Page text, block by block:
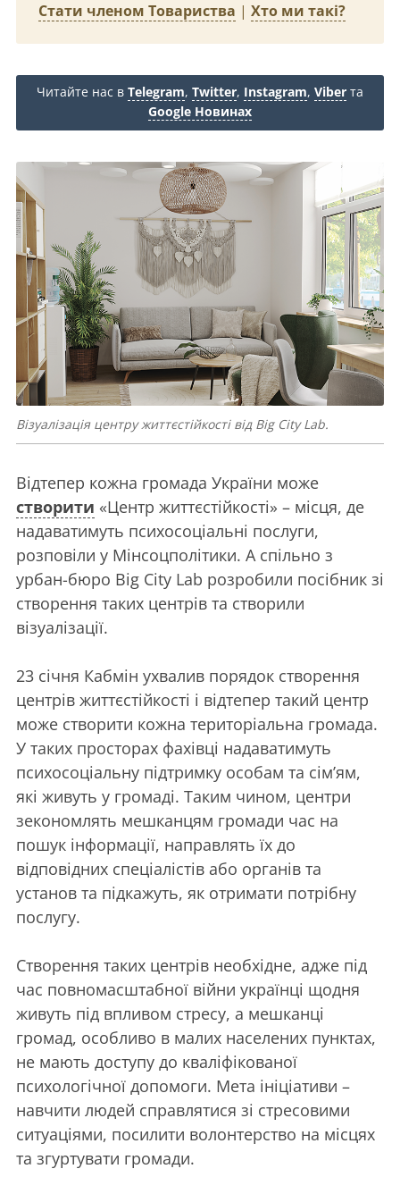
Стати членом Товариства | Хто ми такі?
Читайте нас в Telegram, Twitter, Instagram, Viber та
Google Новинах
Візуалізація центру життєстійкості від Big City Lab.
Відтепер кожна громада України може
створити «Центр життєстійкості» – місця, де
надаватимуть психосоціальні послуги,
розповіли у Мінсоцполітики. А спільно з
урбан-бюро Big City Lab розробили посібник зі
створення таких центрів та створили
візуалізації.
23 січня Кабмін ухвалив порядок створення
центрів життєстійкості і відтепер такий центр
може створити кожна територіальна громада.
У таких просторах фахівці надаватимуть
психосоціальну підтримку особам та сім’ям,
які живуть у громаді. Таким чином, центри
зекономлять мешканцям громади час на
пошук інформації, направлять їх до
відповідних спеціалістів або органів та
установ та підкажуть, як отримати потрібну
послугу.
Створення таких центрів необхідне, адже під
час повномасштабної війни українці щодня
живуть під впливом стресу, а мешканці
громад, особливо в малих населених пунктах,
не мають доступу до кваліфікованої
психологічної допомоги. Мета ініціативи –
навчити людей справлятися зі стресовими
ситуаціями, посилити волонтерство на місцях
та згуртувати громади.